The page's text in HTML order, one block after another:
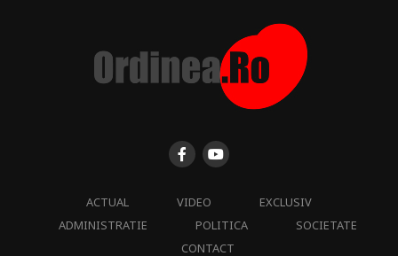
ACTUAL VIDEO
EXCLUSIV
ADMINISTRATIE
POLITICA
SOCIETATE
CONTACT